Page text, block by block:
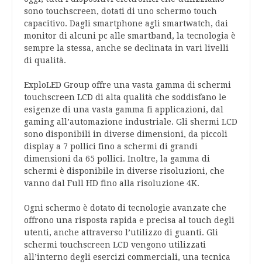
sono touchscreen, dotati di uno schermo touch
capacitivo. Dagli smartphone agli smartwatch, dai
monitor di alcuni pc alle smartband, la tecnologia è
sempre la stessa, anche se declinata in vari livelli
di qualità.
ExploLED Group offre una vasta gamma di schermi
touchscreen LCD di alta qualità che soddisfano le
esigenze di una vasta gamma fi applicazioni, dal
gaming all’automazione industriale. Gli shermi LCD
sono disponibili in diverse dimensioni, da piccoli
display a 7 pollici fino a schermi di grandi
dimensioni da 65 pollici. Inoltre, la gamma di
schermi è disponibile in diverse risoluzioni, che
vanno dal Full HD fino alla risoluzione 4K.
Ogni schermo è dotato di tecnologie avanzate che
offrono una risposta rapida e precisa al touch degli
utenti, anche attraverso l’utilizzo di guanti. Gli
schermi touchscreen LCD vengono utilizzati
all’interno degli esercizi commerciali, una tecnica